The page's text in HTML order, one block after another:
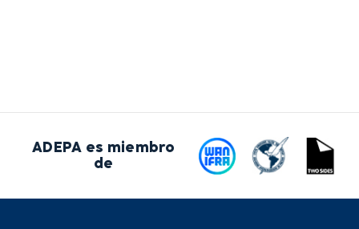
ADEPA es miembro
de